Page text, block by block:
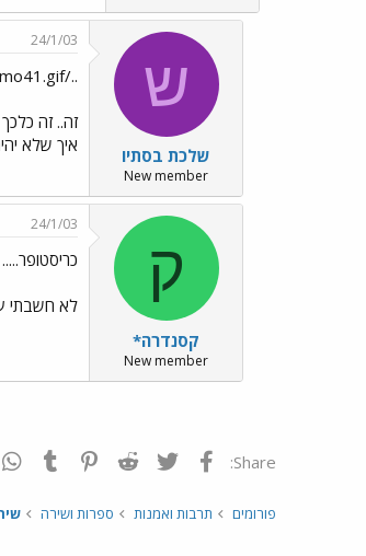
ך
ש
שלכת בסתיו
New member
24/1/03
../images/Emo41.gif
זה.. זה
איך שלא
ק
קסנדרה*
New member
24/1/03
כריסטופר.....
לא חשבתי
Share: פייסבוק Twitter
Reddit
Pinterest
פורומים תרבות ואמנות ספרות ושירה